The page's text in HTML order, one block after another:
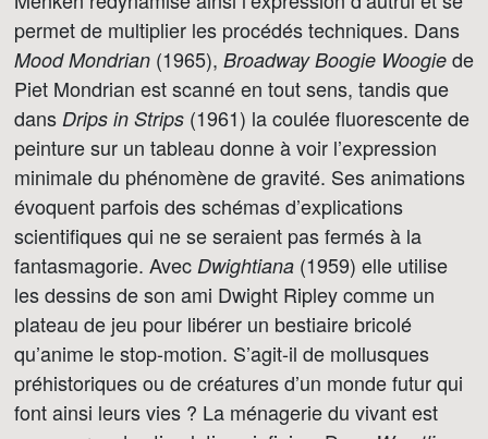
permet de multiplier les procédés techniques. Dans
Mood Mondrian (1965), Broadway Boogie Woogie de
Piet Mondrian est scanné en tout sens, tandis que
dans Drips in Strips (1961) la coulée fluorescente de
peinture sur un tableau donne à voir l’expression
minimale du phénomène de gravité. Ses animations
évoquent parfois des schémas d’explications
scientifiques qui ne se seraient pas fermés à la
fantasmagorie. Avec Dwightiana (1959) elle utilise
les dessins de son ami Dwight Ripley comme un
plateau de jeu pour libérer un bestiaire bricolé
qu’anime le stop-motion. S’agit-il de mollusques
préhistoriques ou de créatures d’un monde futur qui
font ainsi leurs vies ? La ménagerie du vivant est